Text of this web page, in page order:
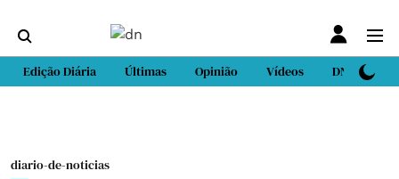
Edição Diária Últimas Opinião Vídeos DN Sport
diario-de-noticias